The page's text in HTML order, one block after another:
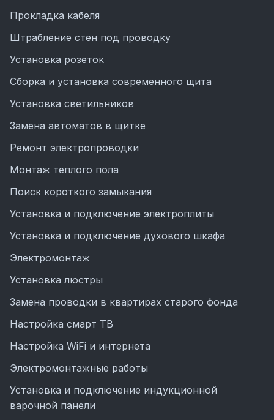
Прокладка кабеля
Штрабление стен под проводку
Установка розеток
Сборка и установка современного щита
Установка светильников
Замена автоматов в щитке
Ремонт электропроводки
Монтаж теплого пола
Поиск короткого замыкания
Установка и подключение электроплиты
Установка и подключение духового шкафа
Электромонтаж
Установка люстры
Замена проводки в квартирах старого фонда
Настройка смарт ТВ
Настройка WiFi и интернета
Электромонтажные работы
Установка и подключение индукционной
варочной панели